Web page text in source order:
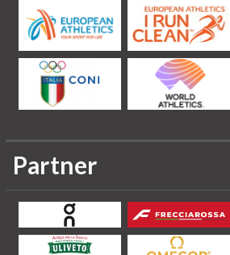
Partner